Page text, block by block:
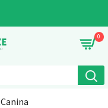
0
Canina